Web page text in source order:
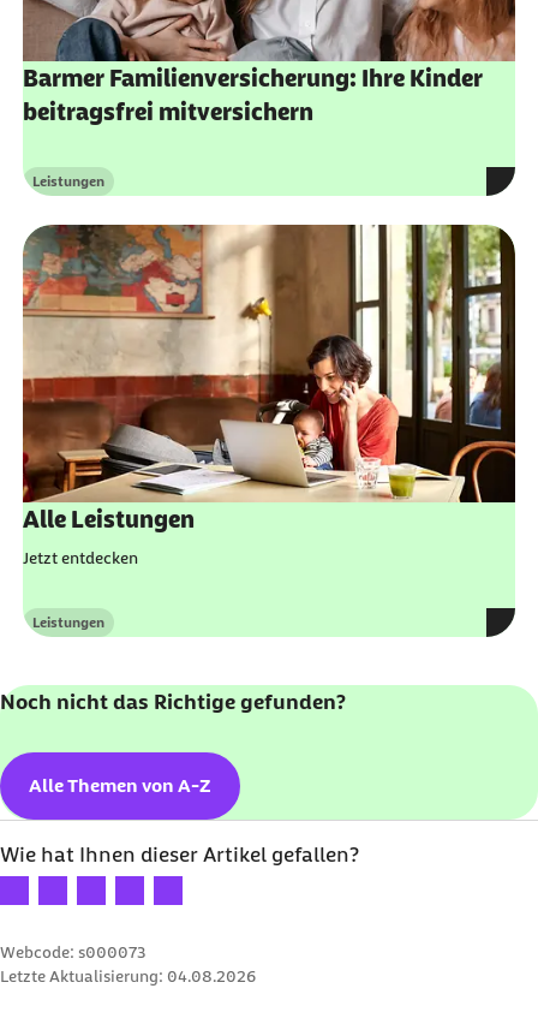
beitragsfrei mitversichern
Kategorie
Leistungen
Alle Leistungen
Jetzt entdecken
Kategorie
Leistungen
Alle Themen von A-Z
Wie hat Ihnen dieser Artikel gefallen?
Ihre Bewertung: 1 Stern
Ihre Bewertung: 2 Sterne
Ihre Bewertung: 3 Sterne
Ihre Bewertung: 4 Sterne
Ihre Bewertung: 5 Sterne
Webcode: s000073
Letzte Aktualisierung:04.08.2026
30 Euro Prämie für jede erfolgreiche Empfehlung